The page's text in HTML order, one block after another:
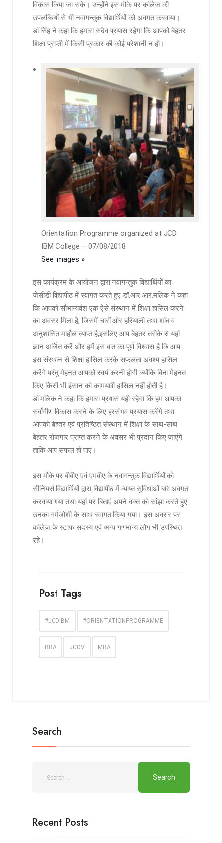
विकास किया जा सके। उन्होंने इस मौके पर कॉलेज की
उपलब्धियों से भी नवागन्तुक विद्यार्थियों को अवगत करवाया।
डॉ.सिंह ने कहा कि हमारा सदैव प्रयास रहेगा कि आपको बेहतर
शिक्षा प्राप्ती में किसी प्रकार की कोई परेशानी न हो।
Orientation Programme organized at JCD
IBM College – 07/08/2018
See images »
इस कार्यक्रम के आयोजन द्वारा नवागन्तुक विद्यार्थियों का
जेसीडी विद्यापीठ में स्वागत करते हुए डॉ.आर.आर.मलिक ने कहा
कि आपको सौभाग्यवंश एक ऐसे संस्थान में शिक्षा हासिल करने
का अवसर मिला है, जिसमें चारों ओर हरियाली तथा शांत व
अनुशासित माहौल व्याप्त है,इसलिए आप बेहतर तरीके से यहां
ज्ञान अर्जित करें और हमें इस बात का पूर्ण विश्वास है कि आप
इस संस्थान से शिक्षा हासिल करके सफलता अवश्य हासिल
करेंगे परंतु मेहनत आपको स्वयं करनी होगी क्योंकि बिना मेहनत
किए किसी भी इंसान को कामयाबी हासिल नहीं होती है।
डॉ.मलिक ने कहा कि हमारा प्रयास यही रहेगा कि हम आपका
सर्वांगीण विकास करने के लिए हरसंभव प्रयास करेंगे तथा
आपको बेहतर एवं प्रतिष्ठित संस्थान में शिक्षा के साथ-साथ
बेहतर रोजगार प्राप्त करने के अवसर भी प्रदान किए जाएंगे
ताकि आप सफल हो पाएं।
इस मौके पर बीबीए एवं एमबीए के नवागन्तुक विद्यार्थियों को
सीनियर्स विद्यार्थियों द्वारा विद्यापीठ में व्याप्त सुविधाओं बारे अवगत
करवाया गया तथा यहां पर बिताएं अपने वक्त को सांझा करते हुए
उनका गर्मजोशी के साथ स्वागत किया गया। इस अवसर पर
कॉलेज के स्टाफ सदस्य एवं अन्य गणमान्य लोग भी उपस्थित
रहे।
Post Tags
#JCDIBM #ORIENTATIONPROGRAMME
BBA JCDV MBA
Search
Recent Posts